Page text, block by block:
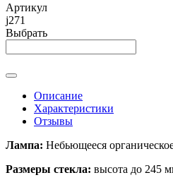
Артикул
j271
Выбрать
Описание
Характеристики
Отзывы
Лампа: Небьющееся
Размеры стекла: высота до 245